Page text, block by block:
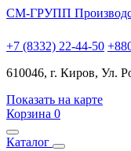
СМ-ГРУПП
+7 (8332) 22-44-50
610046, г. Киров, Ул.
Показать на карте
Корзина 0
Каталог